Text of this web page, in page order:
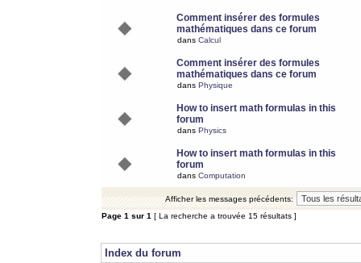
Comment insérer des formules
mathématiques dans ce forum
dans Calcul
Comment insérer des formules
mathématiques dans ce forum
dans Physique
How to insert math formulas in this
forum
dans Physics
How to insert math formulas in this
forum
dans Computation
Afficher les messages précédents:
Page 1 sur 1 [ La recherche a trouvée 15 résultats ]
Index du forum